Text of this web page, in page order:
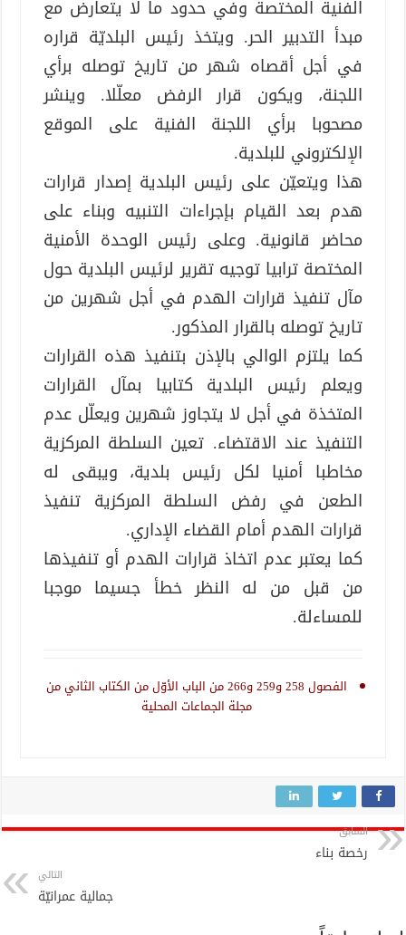
الفنية المختصة وفي حدود ما لا يتعارض مع
مبدأ التدبير الحر. ويتخذ رئيس البلديّة قراره
في أجل أقصاه شهر من تاريخ توصله برأي
اللجنة، ويكون قرار الرفض معلّلا. وينشر
مصحوبا برأي اللجنة الفنية على الموقع
الإلكتروني للبلدية.
هذا ويتعيّن على رئيس البلدية إصدار قرارات
هدم بعد القيام بإجراءات التنبيه وبناء على
محاضر قانونية. وعلى رئيس الوحدة الأمنية
المختصة ترابيا توجيه تقرير لرئيس البلدية حول
مآل تنفيذ قرارات الهدم في أجل شهرين من
تاريخ توصله بالقرار المذكور.
كما يلتزم الوالي بالإذن بتنفيذ هذه القرارات
ويعلم رئيس البلدية كتابيا بمآل القرارات
المتخذة في أجل لا يتجاوز شهرين ويعلّل عدم
التنفيذ عند الاقتضاء. تعين السلطة المركزية
مخاطبا أمنيا لكل رئيس بلدية، ويبقى له
الطعن في رفض السلطة المركزية تنفيذ
قرارات الهدم أمام القضاء الإداري.
كما يعتبر عدم اتخاذ قرارات الهدم أو تنفيذها
من قبل من له النظر خطأ جسيما موجبا
للمساءلة.
الفصول 258 و259 و266 من الباب الأوّل من الكتاب الثاني من
مجلة الجماعات المحلية
السابق
رخصة بناء
التالي
جمالية عمرانيّة